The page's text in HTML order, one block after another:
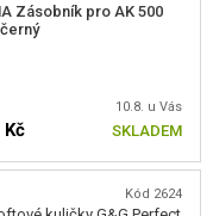
Zásobník pro AK 500
10.8. u Vás
Kč SKLADEM
Kód 2624